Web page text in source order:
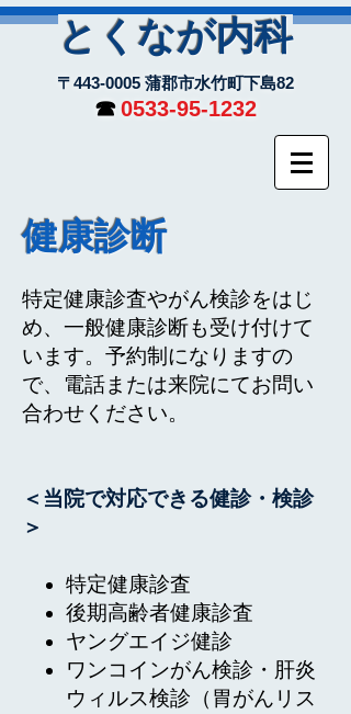
とくなが内科
〒443-0005 蒲郡市水竹町下島82
☎︎0533-95-1232
健康診断​
​特定健康診査やがん検診をはじ
め、一般健康診断も受け付けて
います。予約制になりますの
で、電話または来院にてお問い
合わせください。
＜当院で対応できる健診・検診
＞
​特定健康診査
後期高齢者健康診査​
​​ヤングエイジ健診
ワンコインがん検診・肝炎
ウィルス検診（胃がんリス